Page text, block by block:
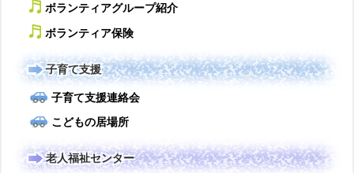
ボランティアグループ紹介
ボランティア保険
子育て支援
子育て支援連絡会
こどもの居場所
老人福祉センター